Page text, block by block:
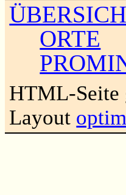
ORTE
HTML-Seite
Layout